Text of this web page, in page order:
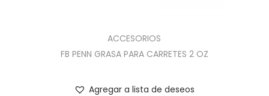
ACCESORIOS
FB PENN GRASA PARA CARRETES 2 OZ
Agregar a lista de deseos